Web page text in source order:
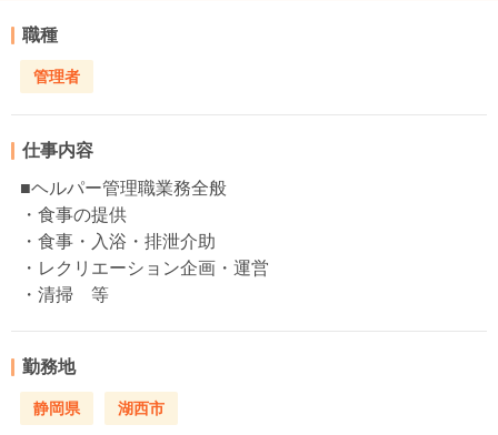
職種
管理者
仕事内容
■ヘルパー管理職業務全般
・食事の提供
・食事・入浴・排泄介助
・レクリエーション企画・運営
・清掃 等
勤務地
静岡県 湖西市